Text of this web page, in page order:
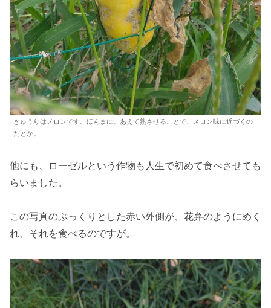
きゅうりはメロンです。ほんまに。あえて熟させることで、メロン味に近づくの
だとか。
他にも、ローゼルという作物も人生で初めて食べさせても
らいました。
この写真のぷっくりとした赤い外側が、花弁のようにめく
れ、それを食べるのですが。